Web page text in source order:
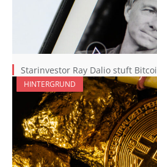
Starinvestor Ray Dalio stuft
HINTERGRUND